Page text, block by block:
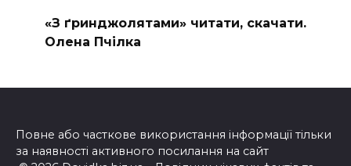
«З ґринджолятами» читати, скачати.
Олена Пчілка
Повне або часткове використання інформації тільки
за наявності активного посилання на сайт